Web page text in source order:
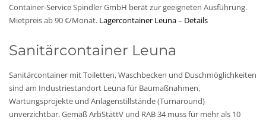
Container-Service Spindler GmbH berät zur geeigneten Ausführung.
Mietpreis ab 90 €/Monat. Lagercontainer Leuna – Details
Sanitärcontainer Leuna
Sanitärcontainer mit Toiletten, Waschbecken und Duschmöglichkeiten
sind am Industriestandort Leuna für Baumaßnahmen,
Wartungsprojekte und Anlagenstillstände (Turnaround)
unverzichtbar. Gemäß ArbStättV und RAB 34 muss für mehr als 10